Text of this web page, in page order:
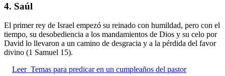
4. Saúl
El primer rey de Israel empezó su reinado con humildad, pero con el
tiempo, su desobediencia a los mandamientos de Dios y su celo por
David lo llevaron a un camino de desgracia y a la pérdida del favor
divino (1 Samuel 15).
Leer Temas para predicar en un cumpleaños del pastor